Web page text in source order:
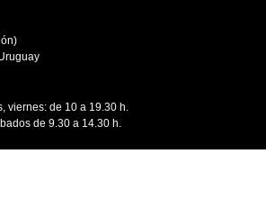
viernes: de 10 a 19.30 h.
de 9.30 a 14.30 h.